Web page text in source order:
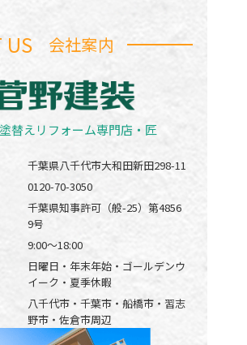
US 会社案内
替えリフォーム専門店・匠
千葉県八千代市大和田新田298-11
0120-70-3050
千葉県知事許可（般-25）第4856
9号
9:00〜18:00
日曜日・年末年始・ゴールデンウ
イーク・夏季休暇
八千代市・千葉市・船橋市・習志
野市・佐倉市周辺